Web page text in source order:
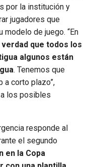
por la institución y
jugadores que
modelo de juego. “En
verdad que todos los
algunos están
. Tenemos que
a corto plazo”,
los posibles
responde al
el segundo
en la Copa